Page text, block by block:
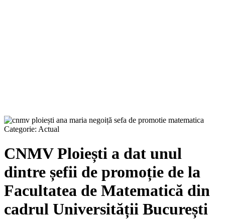
Categorie: Actual
CNMV Ploiești a dat unul
dintre șefii de promoție de la
Facultatea de Matematică din
cadrul Universității București